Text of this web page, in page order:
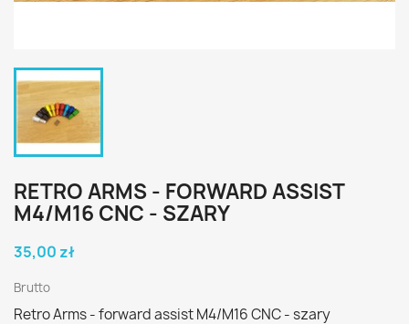
RETRO ARMS - FORWARD ASSIST
M4/M16 CNC - SZARY
35,00 zł
Brutto
Retro Arms - forward assist M4/M16 CNC - szary